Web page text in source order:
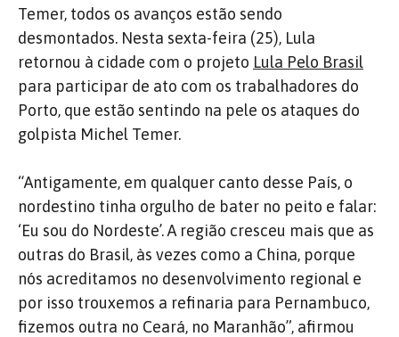
Temer, todos os avanços estão sendo
desmontados. Nesta sexta-feira (25), Lula
retornou à cidade com o projeto Lula Pelo Brasil
para participar de ato com os trabalhadores do
Porto, que estão sentindo na pele os ataques do
golpista Michel Temer.
“Antigamente, em qualquer canto desse País, o
nordestino tinha orgulho de bater no peito e falar:
‘Eu sou do Nordeste’. A região cresceu mais que as
outras do Brasil, às vezes como a China, porque
nós acreditamos no desenvolvimento regional e
por isso trouxemos a refinaria para Pernambuco,
fizemos outra no Ceará, no Maranhão”, afirmou